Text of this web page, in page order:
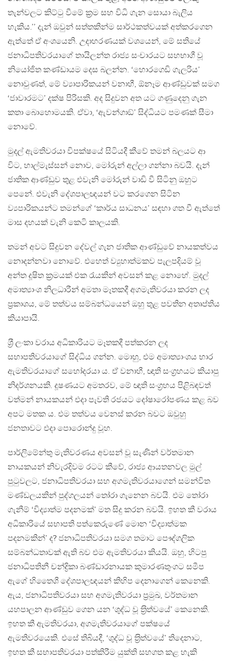
තැන්වලට කිට්ටු වීමේ ක‍්‍රම සහ විධි ගැන සොයා බැලිය
හැකිය.’’ දැන් ඔවුන් සත්තකින්ම සාර්ථකත්වයක් අත්කරගෙන
ඇත්තේ ඒ අංශයෙනි. උදාහරණයක් වශයෙන්, මේ සතියේ
ජනාධිපතිවරයාගේ තායිලන්ත රාජ්‍ය සංචාරයට සහභාගී වූ
නියෝජිත කණ්ඩායම දෙස බලන්න. ‘හොරගෙඩි ගැලරිය’
නොවුණත්, මේ ව්‍යාපාරිකයන් වනාහී, ඕනෑම ආණ්ඩුවක් සමග
‘ජාවාරමට’ දක්ෂ පිරිසකි. අද සිදුවන අත යට ගණුදෙනු ගැන
කතා බොහොමයකි. ඒවා, ‘ඇවන්ගාඞ්’ සිද්ධියට පමණක් සීමා
නොවේ.
මුදල් ඇමතිවරයා විපක්ෂයේ සිටියදී කීවේ තමන් බලයට ආ
විට, හාල්මැස්සන් නොව, මෝරුන් අල්ලා ගන්නා බවයි. දැන්
ජාතික ආණ්ඩුව තුළ එවැනි මෝරුන් වාඩි වී සිටිනු ඔහුට
පෙනේ. එවැනි දේශපාලඥයන් වට කරගෙන සිටින
ව්‍යපාරිකයන්ට තමන්ගේ ‘කාර්ය සාධනය’ සඳහා ගත වී ඇත්තේ
මාස දහයක් වැනි කෙටි කාලයකි.
තමන් අවට සිදුවන දේවල් ගැන ජාතික ආණ්ඩුවේ නායකත්වය
නොදන්නවා නොවේ. එහෙත් ව්‍යුහාත්මකව පැලපදියම් වූ
අන්ත දූෂිත ක‍්‍රමයක් එක රැයකින් අවසන් කළ නොහේ. මුදල්
අමාත්‍යාංශ නිලධාරීන් අමතා මෑතකදී අගමැතිවරයා කරන ලද
ප‍්‍රකාශය, මේ තත්වය සම්බන්ධයෙන් ඔහු තුළ පවතින අතෘප්තිය
කියාපායි.
ශ‍්‍රී ලංකා වරාය අධිකාරියට මෑතකදී පත්කරන ලද
සභාපතිවරයාගේ සිද්ධිය ගන්න. මොහු, එම අමාත්‍යාංශය භාර
ඇමතිවරයාගේ සහෝදරයා ය. ඒ වනාහී, ඥාති සංග‍්‍රහයට කියාපු
නිදර්ශනයකි. දූෂණයට අමතරව, මේ ඥාති සංග‍්‍රහය පිළිබඳවත්
වත්මන් නායකයන් එදා පැවති රජයට දෝෂාරෝපණය කළ බව
අපට මතක ය. එම තත්වය වෙනස් කරන බවට ඔවුහු
ජනතාවට එදා පොරොන්දු වූහ.
පාර්ලිමේන්තු මැතිවරණය අවසන් වූ සැණින් වර්තමාන
නායකයන් නිවැරදිවම රටට කීවේ, රාජ්‍ය ආයතනවල මුල්
පුටුවලට, ජනාධිපතිවරයා සහ අගමැතිවරයාගෙන් සමන්විත
මණ්ඩලයකින් පුද්ගලයන් තෝරා ගැනෙන බවයි. එම තෝරා
ගැනීම් ‘විද්‍යාත්ම පදනමක්’ මත සිදු කරන බවයි. ඉහත කී වරාය
අධිකාරියේ සභාපති පත්කෙරුණේ මොන ‘විද්‍යාත්මක
පදනමකින්’ ද? ජනාධිපතිවරයා සමග තමාට පෞද්ගලික
සම්බන්ධතාවක් ඇති බව එම ඇමතිවරයා කියයි. ඔහු, හිටපු
ජනාධිපතිනී චන්ද්‍රිකා බණ්ඩාරනායක කුමාරණතුංගට සමීප
ඇගේ හිතෛශී දේශපාලඥයන් කිහිප දෙනාගෙන් කෙනෙකි.
ඇය, ජනාධිපතිවරයා සහ අගමැතිවරයා ප‍්‍රමුඛ, වර්තමාන
යහපාලන ආණ්ඩුව ගෙන යන ‘ශුද්ධ වූ ත‍්‍රිත්වයේ’ කෙනෙකි.
ඉහත කී ඇමතිවරයා, අගමැතිවරයාගේ පක්ෂයේ
ඇමතිවරයෙකි. එසේ තිබියදී, ‘ශුද්ධ වූ ත‍්‍රිත්වයේ’ තිදෙනාට,
ඉහත කී සභාපතිවරයා පත්කිරීම යුක්ති සහගත කළ හැකි